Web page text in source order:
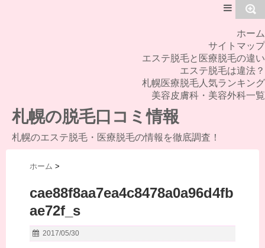
MENU
ホーム
サイトマップ
エステ脱毛と医療脱毛の違い
エステ脱毛は違法？
札幌医療脱毛人気ランキング
美容皮膚科・美容外科一覧
札幌の脱毛口コミ情報
札幌のエステ脱毛・医療脱毛の情報を徹底調査！
ホーム >
cae88f8aa7ea4c8478a0a96d4fb
ae72f_s
2017/05/30